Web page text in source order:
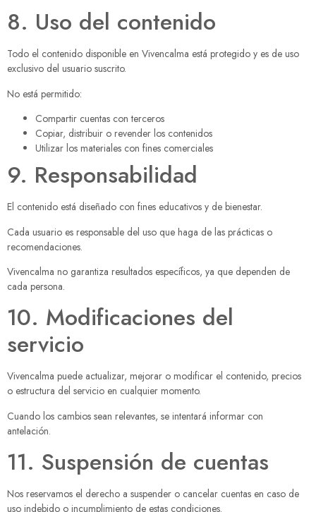
8. Uso del contenido
Todo el contenido disponible en Vivencalma está protegido y es de uso
exclusivo del usuario suscrito.
No está permitido:
Compartir cuentas con terceros
Copiar, distribuir o revender los contenidos
Utilizar los materiales con fines comerciales
9. Responsabilidad
El contenido está diseñado con fines educativos y de bienestar.
Cada usuario es responsable del uso que haga de las prácticas o
recomendaciones.
Vivencalma no garantiza resultados específicos, ya que dependen de
cada persona.
10. Modificaciones del
servicio
Vivencalma puede actualizar, mejorar o modificar el contenido, precios
o estructura del servicio en cualquier momento.
Cuando los cambios sean relevantes, se intentará informar con
antelación.
11. Suspensión de cuentas
Nos reservamos el derecho a suspender o cancelar cuentas en caso de
uso indebido o incumplimiento de estas condiciones.